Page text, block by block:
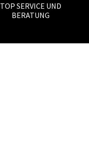
TOP SERVICE UND
BERATUNG